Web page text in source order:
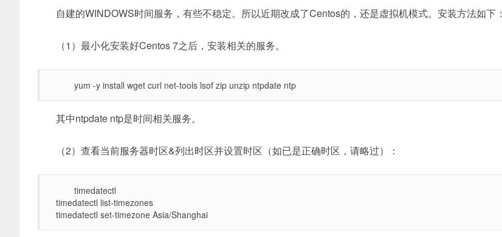
自建的WINDOWS时间服务，有些不稳定。所以近期改成了Centos的，还是虚拟机模式。安装方法如下：
（1）最小化安装好Centos 7之后，安装相关的服务。
yum -y install wget curl net-tools lsof zip unzip ntpdate ntp
其中ntpdate ntp是时间相关服务。
（2）查看当前服务器时区&列出时区并设置时区（如已是正确时区，请略过）：
timedatectl
timedatectl list-timezones
timedatectl set-timezone Asia/Shanghai